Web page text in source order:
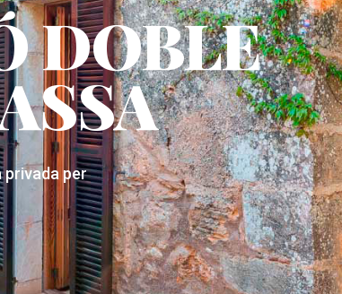
DOBLE
privada per